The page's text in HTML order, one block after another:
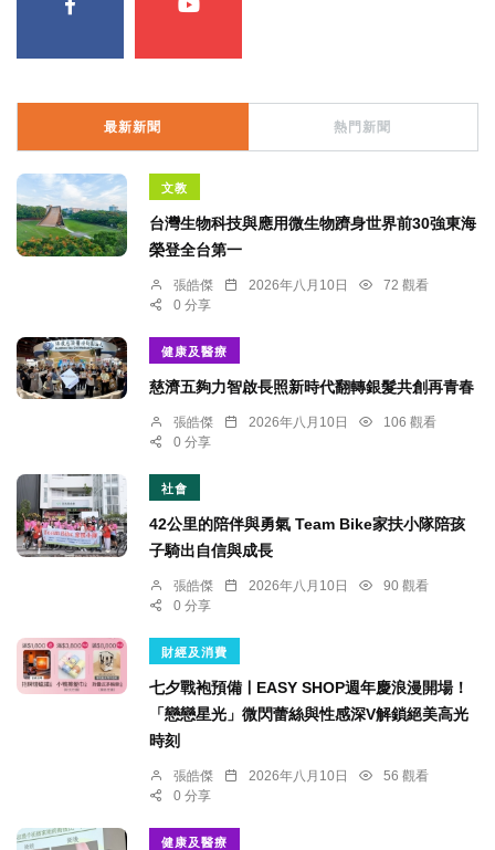
最新新聞 熱門新聞
文教
台灣生物科技與應用微生物躋身世界前30強東海
榮登全台第一
張皓傑 2026年八月10日
72 觀看
0 分享
健康及醫療
慈濟五夠力智啟長照新時代翻轉銀髮共創再青春
張皓傑 2026年八月10日
106 觀看
0 分享
社會
42公里的陪伴與勇氣 Team Bike家扶小隊陪孩
子騎出自信與成長
張皓傑 2026年八月10日
90 觀看
0 分享
財經及消費
七夕戰袍預備ￜEASY SHOP週年慶浪漫開場！
「戀戀星光」微閃蕾絲與性感深V解鎖絕美高光
時刻
張皓傑 2026年八月10日
56 觀看
0 分享
健康及醫療